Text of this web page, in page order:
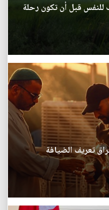
للنفس قبل أن تكون رحلة
تعريف الضيافة